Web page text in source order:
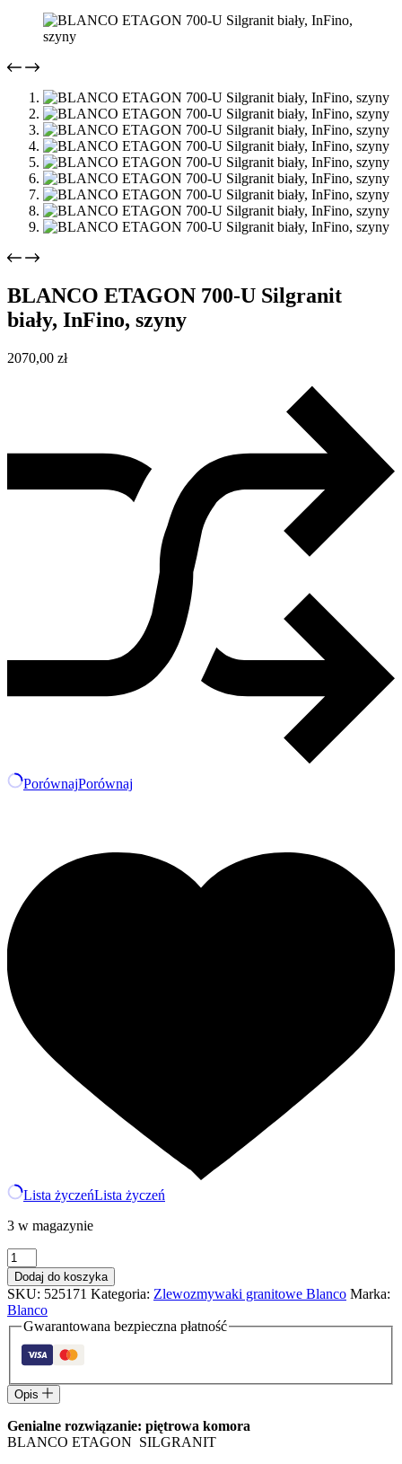
BLANCO ETAGON 700-U Silgranit
biały, InFino, szyny
2070,00 zł
PorównajPorównaj
Lista życzeńLista życzeń
3 w magazynie
Dodaj do koszyka
SKU: 525171 Kategoria: Zlewozmywaki granitowe Blanco Marka:
Blanco
Gwarantowana bezpieczna płatność
Opis
Genialne rozwiązanie: piętrowa komora
BLANCO ETAGON SILGRANIT